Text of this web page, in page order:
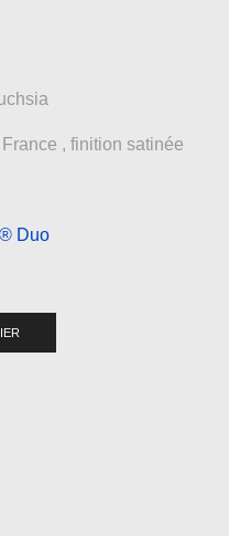
, finition satinée
Duo